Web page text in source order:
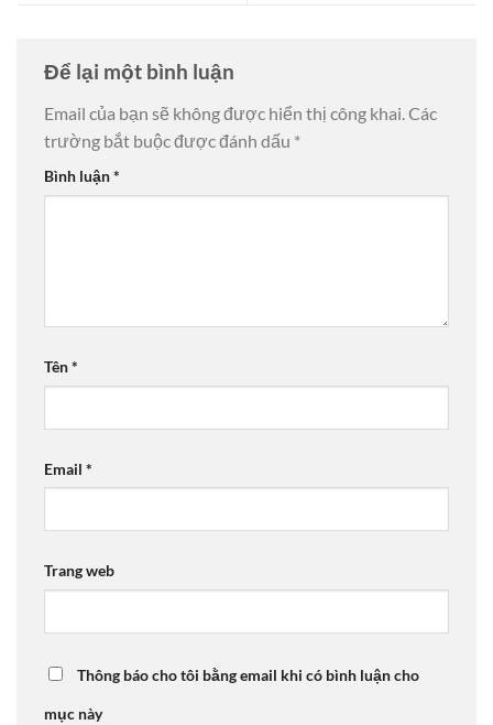
Để lại một bình luận
Email của bạn sẽ không được hiển thị công khai.Các
trường bắt buộc được đánh dấu *
Bình luận*
Tên*
Email *
Trang web
Thông báo cho tôi bằng email khi có bình luận cho
mục này